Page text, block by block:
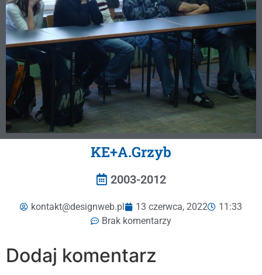
KE+A.Grzyb
2003-2012
kontakt@designweb.pl 13 czerwca, 2022
11:33
Brak komentarzy
Dodaj komentarz